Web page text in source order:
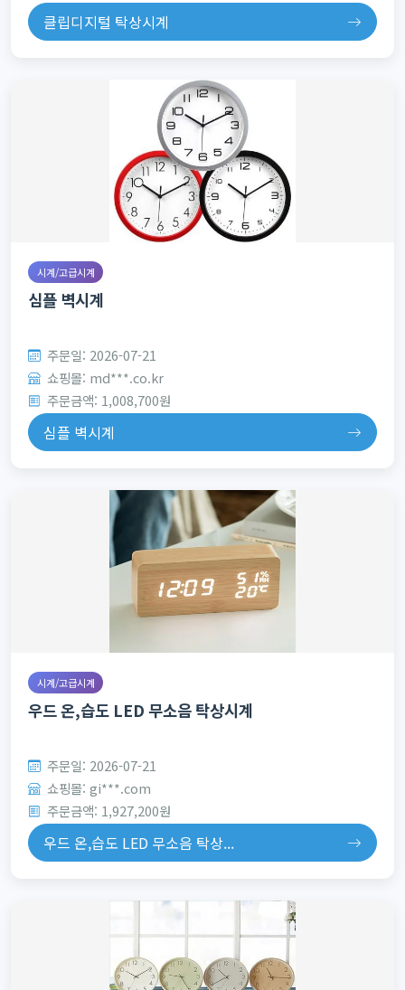
클립디지털 탁상시계
시계/고급시계
심플 벽시계
주문일: 2026-07-21
쇼핑몰: md***.co.kr
주문금액: 1,008,700원
심플 벽시계
시계/고급시계
우드 온,습도 LED 무소음 탁상시계
주문일: 2026-07-21
쇼핑몰: gi***.com
주문금액: 1,927,200원
우드 온,습도 LED 무소음 탁상...